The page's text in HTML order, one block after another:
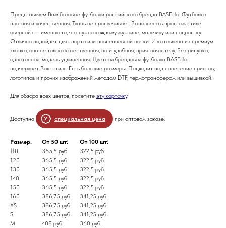
Представляем Вам базовые футболки российского бренда BASEclo. Футболка
плотная и качественная. Ткань не просвечивает. Выполнена в простом стиле
оверсайз — именно то, что нужно каждому мужчине, мальчику или подростку.
Отлично подойдёт для спорта или повседневной носки. Изготовлена из премиум
хлопка, она не только качественная, но и удобная, приятная к телу. Без рисунка,
однотонная, модель удлинённая. Цветная брендовая футболка BASEclo
подчеркнет Ваш стиль. Есть большие размеры. Подходит под нанесение принтов,
логотипов и прочих изображений методом DTF, термотрансфером или вышивкой.
Для обзора всех цветов, посетите эту карточку.
Доступна специальная цена при оптовом заказе.
Размер: От 50 шт:
От 100 шт:
110
365,5 руб.
322,5 руб.
120
365,5 руб.
322,5 руб.
130
365,5 руб.
322,5 руб.
140
365,5 руб.
322,5 руб.
150
365,5 руб.
322,5 руб.
160
386,75 руб.
341,25 руб.
XS
386,75 руб.
341,25 руб.
S
386,75 руб.
341,25 руб.
M
408 руб.
360 руб.